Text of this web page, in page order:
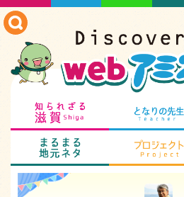
知られざる滋賀
まるまる地元ネタ